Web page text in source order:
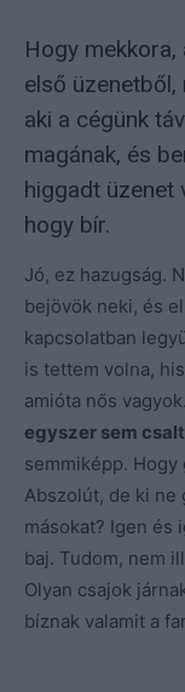
Hogy mekkora,
első üzenetből,
aki a cégünk
magának, és
higgadt üzenet
hogy bír.
Jó, ez hazugság.
bejövök neki, és
kapcsolatban
is tettem volna,
amióta nős vagyok.
egyszer sem
semmiképp.
Abszolút, de ki ne
másokat? Igen és
baj. Tudom, nem
Olyan csajok
bíznak valamit a